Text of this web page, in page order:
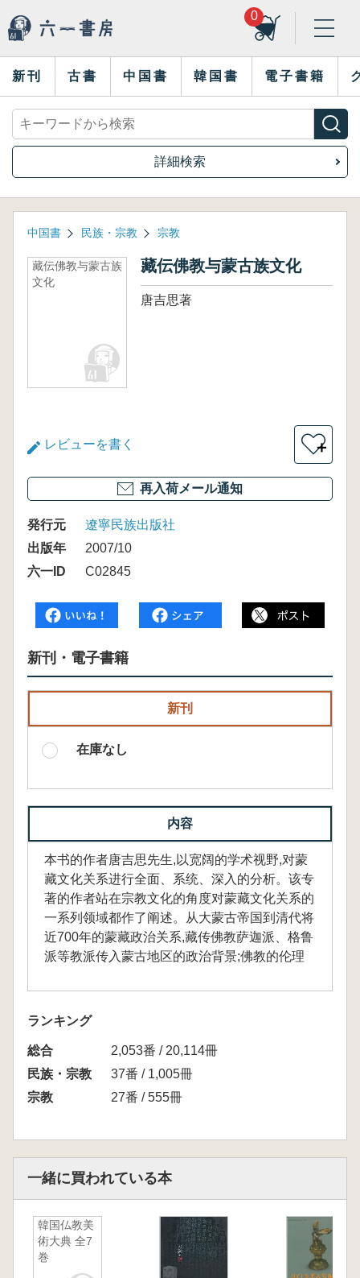
0
新刊 古書 中国書 韓国書 電子書籍
詳細検索
中国書 民族・宗教 宗教
藏伝佛教与蒙古族
文化
藏伝佛教与蒙古族文化
唐吉思著
レビューを書く ＋
再入荷メール通知
発行元
遼寧民族出版社
出版年
2007/10
六一ID
C02845
新刊・電子書籍
新刊
在庫なし
内容
本书的作者唐吉思先生,以宽阔的学术视野,对蒙
藏文化关系进行全面、系统、深入的分析。该专
著的作者站在宗教文化的角度对蒙藏文化关系的
一系列领域都作了阐述。从大蒙古帝国到清代将
近700年的蒙藏政治关系,藏传佛教萨迦派、格鲁
派等教派传入蒙古地区的政治背景;佛教的伦理
ランキング
総合
2,053番 / 20,114冊
民族・宗教
37番 / 1,005冊
宗教
27番 / 555冊
一緒に買われている本
韓国仏教美
術大典 全7
巻